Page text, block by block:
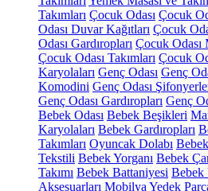
Takımları Çocuk Odası Çocuk
Odası Duvar Kağıtları Çocuk
Odası Gardıropları Çocuk Odası
Çocuk Odası Takımları Çocuk
Karyolaları Genç Odası Genç
Komodini Genç Odası
Genç Odası Gardıropları Genç
Bebek Odası Bebek Beşikleri
Karyolaları Bebek Gardıropları
Takımları Oyuncak Dolabı
Tekstili Bebek Yorganı Bebek
Takımı Bebek Battaniyesi Bebek
Aksesuarları Mobilya Yedek